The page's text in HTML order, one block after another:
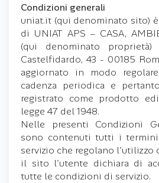
Condizioni generali
uniat.it (qui denominato sito)
di UNIAT APS – CASA,
(qui denominato
Castelfidardo, 43 - 00185
aggiornato in modo
cadenza periodica e
registrato come prodotto
legge 47 del 1948.
Nelle presenti Condizioni
sono contenuti tutti i
servizio che regolano l'utilizzo
il sito l'utente dichiara di
tutte le condizioni di servizio.